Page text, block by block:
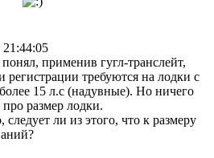
21:44:05
применив гугл-транслейт,
регистрации требуются на лодки с
15 л.с (надувные). Но ничего
про размер лодки.
следует ли из этого, что к размеру